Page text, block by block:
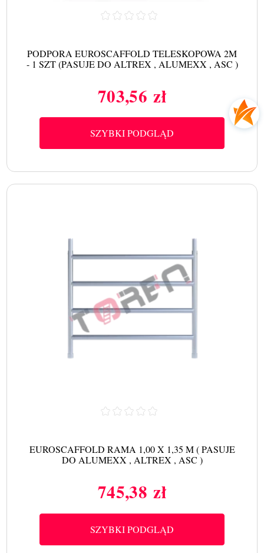
PODPORA EUROSCAFFOLD TELESKOPOWA 2M
- 1 SZT (PASUJE DO ALTREX , ALUMEXX , ASC )
Cena
703,56 zł
SZYBKI PODGLĄD
EUROSCAFFOLD RAMA 1,00 X 1,35 M ( PASUJE
DO ALUMEXX , ALTREX , ASC )
Cena
745,38 zł
SZYBKI PODGLĄD